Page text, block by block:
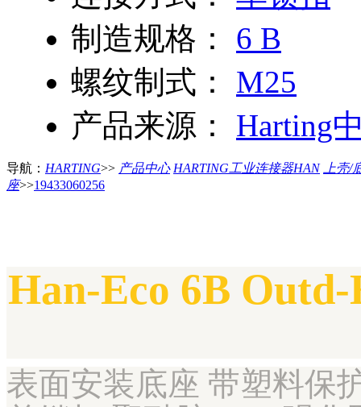
制造规格：
6 B
螺纹制式：
M25
产品来源：
Harting
导航： HARTING>> 产品中心 HARTING工业连接器HAN
上壳/
座>>19433060256
Han-Eco 6B
表面安装底座 带塑料保